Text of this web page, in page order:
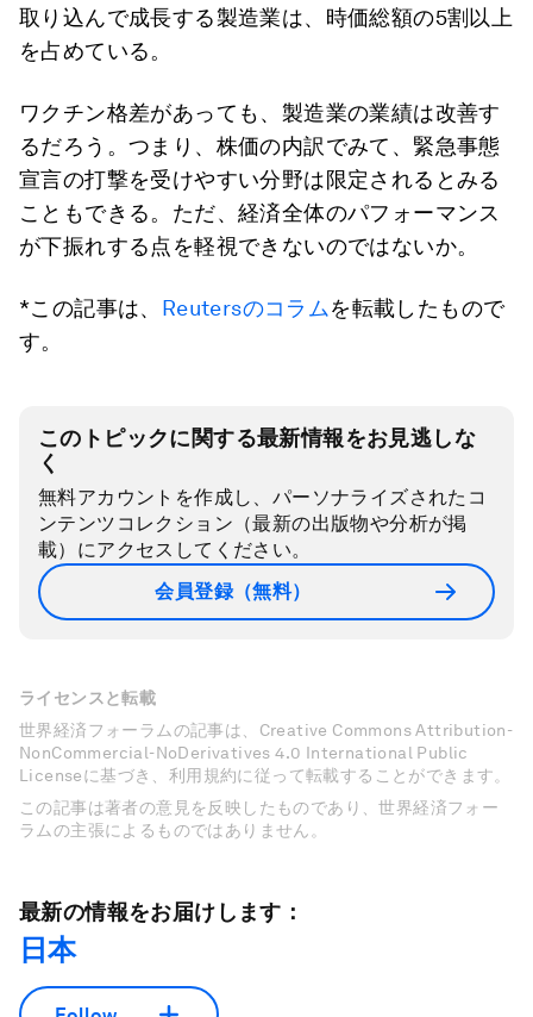
取り込んで成長する製造業は、時価総額の5割以上
を占めている。
ワクチン格差があっても、製造業の業績は改善す
るだろう。つまり、株価の内訳でみて、緊急事態
宣言の打撃を受けやすい分野は限定されるとみる
こともできる。ただ、経済全体のパフォーマンス
が下振れする点を軽視できないのではないか。
*この記事は、 Reutersのコラムを転載したもので
す。
このトピックに関する最新情報をお見逃しな
く
無料アカウントを作成し、パーソナライズされたコ
ンテンツコレクション（最新の出版物や分析が掲
載）にアクセスしてください。
会員登録（無料）
ライセンスと転載
世界経済フォーラムの記事は、Creative Commons Attribution-
NonCommercial-NoDerivatives 4.0 International Public
Licenseに基づき、利用規約に従って転載することができます。
この記事は著者の意見を反映したものであり、世界経済フォー
ラムの主張によるものではありません。
最新の情報をお届けします：
日本